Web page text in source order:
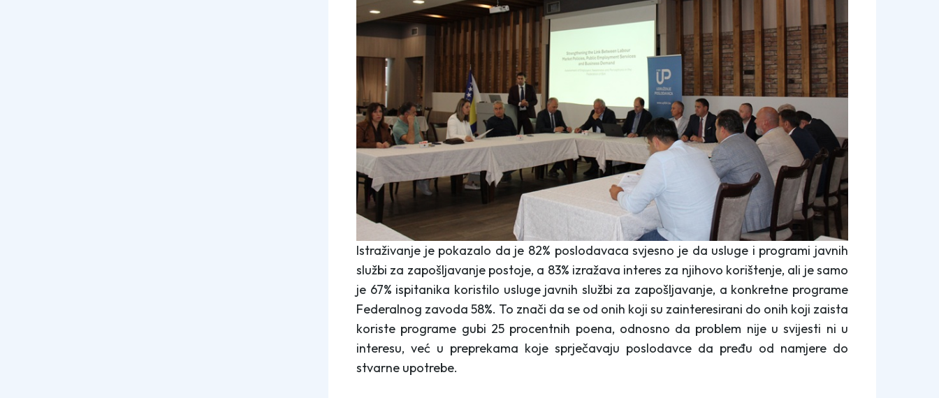
Istraživanje je pokazalo da je 82% poslodavaca svjesno je da usluge i programi javnih
službi za zapošljavanje postoje, a 83% izražava interes za njihovo korištenje, ali je samo
je 67% ispitanika koristilo usluge javnih službi za zapošljavanje, a konkretne programe
Federalnog zavoda 58%. To znači da se od onih koji su zainteresirani do onih koji zaista
koriste programe gubi 25 procentnih poena, odnosno da problem nije u svijesti ni u
interesu, već u preprekama koje sprječavaju poslodavce da pređu od namjere do
stvarne upotrebe.